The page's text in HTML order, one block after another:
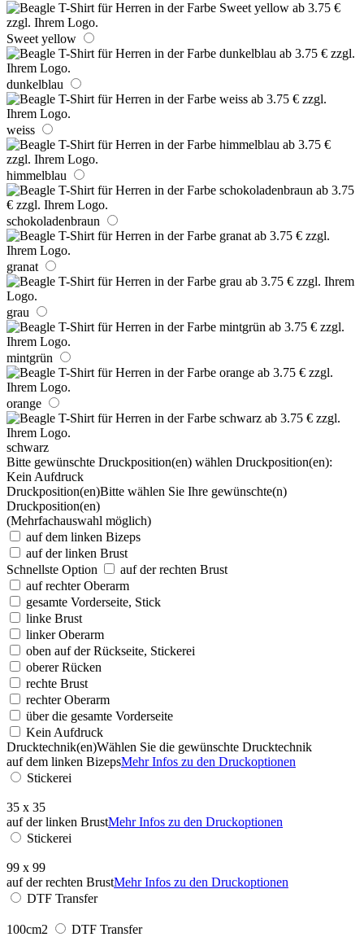
Sweet yellow
dunkelblau
weiss
himmelblau
schokoladenbraun
granat
grau
mintgrün
orange
schwarz
Bitte gewünschte Druckposition(en) wählen Druckposition(en):
Kein Aufdruck
Druckposition(en)Bitte wählen Sie Ihre gewünschte(n)
Druckposition(en)
(Mehrfachauswahl möglich)
auf dem linken Bizeps
auf der linken Brust
Schnellste Option
auf der rechten Brust
auf rechter Oberarm
gesamte Vorderseite, Stick
linke Brust
linker Oberarm
oben auf der Rückseite, Stickerei
oberer Rücken
rechte Brust
rechter Oberarm
über die gesamte Vorderseite
Kein Aufdruck
Drucktechnik(en)Wählen Sie die gewünschte Drucktechnik
auf dem linken BizepsMehr Infos zu den Druckoptionen
Stickerei
35 x 35
auf der linken BrustMehr Infos zu den Druckoptionen
Stickerei
99 x 99
auf der rechten BrustMehr Infos zu den Druckoptionen
DTF Transfer
100cm2 DTF Transfer